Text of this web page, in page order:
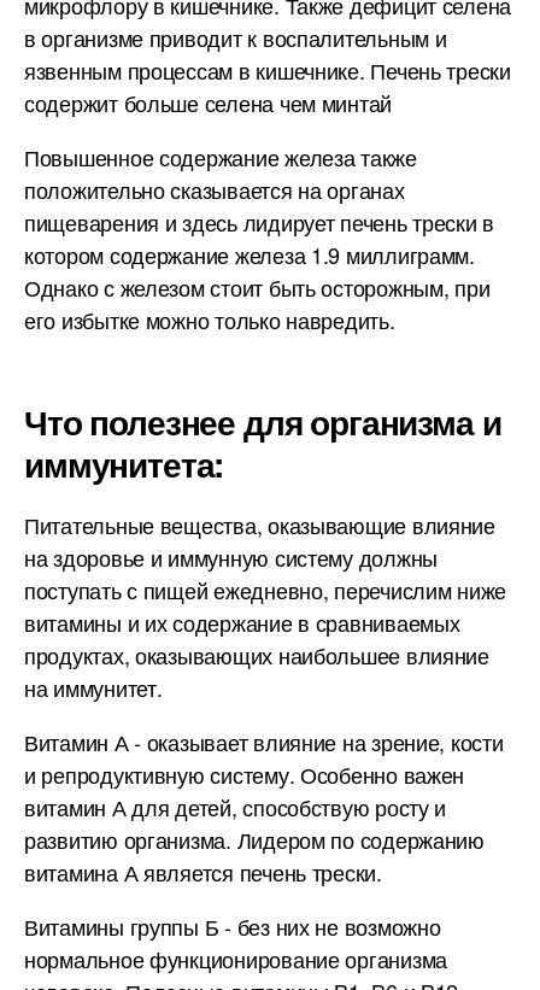
в организме приводит к воспалительным и
язвенным процессам в кишечнике. Печень трески
содержит больше селена чем минтай
Повышенное содержание железа также
положительно сказывается на органах
пищеварения и здесь лидирует печень трески в
котором содержание железа 1.9 миллиграмм.
Однако с железом стоит быть осторожным, при
его избытке можно только навредить.
Что полезнее для организма и
иммунитета:
Питательные вещества, оказывающие влияние
на здоровье и иммунную систему должны
поступать с пищей ежедневно, перечислим ниже
витамины и их содержание в сравниваемых
продуктах, оказывающих наибольшее влияние
на иммунитет.
Витамин А - оказывает влияние на зрение, кости
и репродуктивную систему. Особенно важен
витамин А для детей, способствую росту и
развитию организма. Лидером по содержанию
витамина А является печень трески.
Витамины группы Б - без них не возможно
нормальное функционирование организма